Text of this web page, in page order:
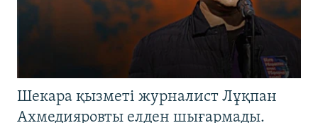
Шекара қызметі журналист Лұқпан
Ахмедияровты елден шығармады.